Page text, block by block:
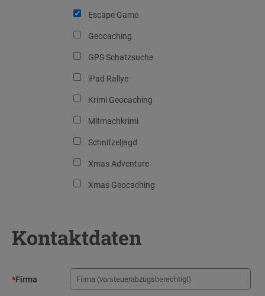
Escape Game
Geocaching
GPS Schatzsuche
iPad Rallye
Krimi Geocaching
Mitmachkrimi
Schnitzeljagd
Xmas Adventure
Xmas Geocaching
Kontaktdaten
*Firma